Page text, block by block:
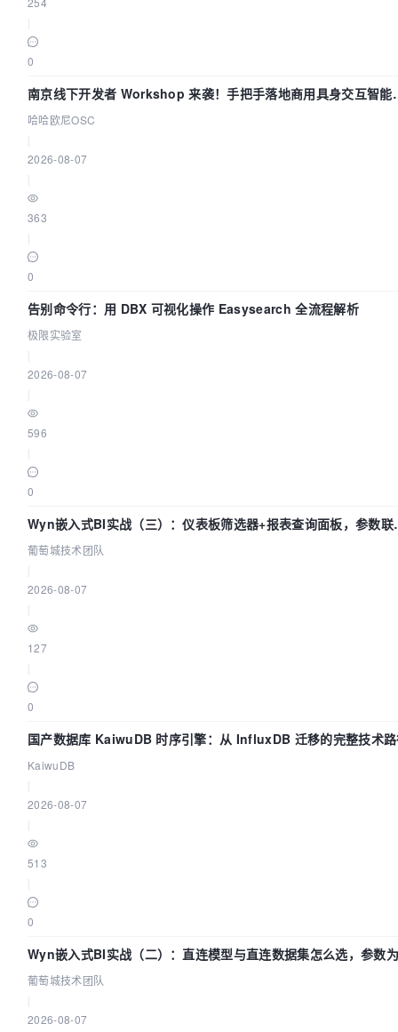
0
南京线下开发者 Workshop 来袭！手把手落地商用具身交互智能
Agent 应用
哈哈欧尼OSC
2026-08-07
363
0
告别命令行：用 DBX 可视化操作 Easysearch 全流程解析
极限实验室
2026-08-07
596
0
Wyn嵌入式BI实战（三）：仪表板筛选器+报表查询面板，参数联
全闭环
葡萄城技术团队
2026-08-07
127
0
国产数据库 KaiwuDB 时序引擎：从 InfluxDB 迁移的完整技术
KaiwuDB
2026-08-07
513
0
Wyn嵌入式BI实战（二）：直连模型与直连数据集怎么选，参数
么不生效？| 葡萄城技术团队
葡萄城技术团队
2026-08-07